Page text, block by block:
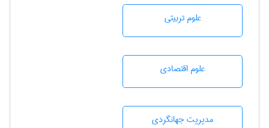
علوم تربيتی
علوم اقتصادی
مديريت جهانگردی